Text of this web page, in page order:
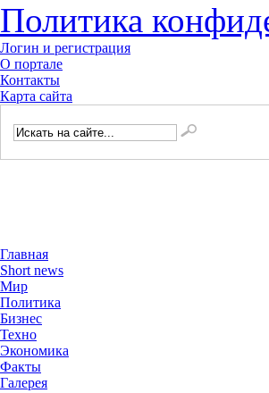
Политика
Логин и регистрация
О портале
Контакты
Карта сайта
Главная
Short news
Мир
Политика
Бизнес
Техно
Экономика
Факты
Галерея